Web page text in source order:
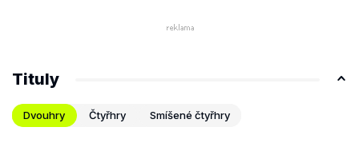
Tituly
Dvouhry Čtyřhry Smíšené čtyřhry